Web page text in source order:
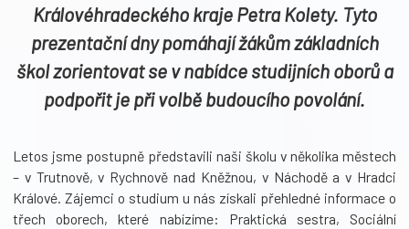
Královéhradeckého kraje Petra Kolety. Tyto
prezentační dny pomáhají žákům základních
škol zorientovat se v nabídce studijních oborů a
podpořit je při volbě budoucího povolání.
Letos jsme postupně představili naši školu v několika městech
– v Trutnově, v Rychnově nad Kněžnou, v Náchodě a v Hradci
Králové. Zájemci o studium u nás získali přehledné informace o
třech oborech, které nabízíme: Praktická sestra, Sociální